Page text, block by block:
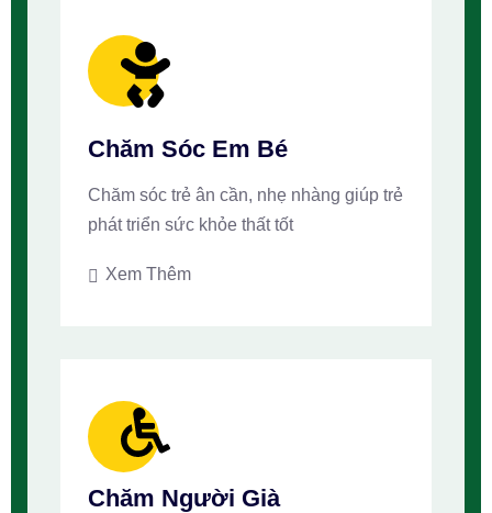
Chăm Sóc Em Bé
Chăm sóc trẻ ân cần, nhẹ nhàng giúp trẻ
phát triển sức khỏe thất tốt
Xem Thêm
Chăm Người Già